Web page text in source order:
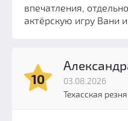
впечатления,
актёрскую игру Вани
10
03.08.2026
Техасская